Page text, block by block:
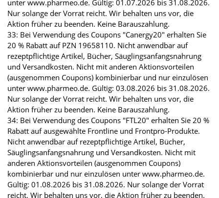
unter www.pharmeo.de. Gültig: 01.07.2026 bis 31.08.2026.
Nur solange der Vorrat reicht. Wir behalten uns vor, die
Aktion früher zu beenden. Keine Barauszahlung.
33: Bei Verwendung des Coupons "Canergy20" erhalten Sie
20 % Rabatt auf PZN 19658110. Nicht anwendbar auf
rezeptpflichtige Artikel, Bücher, Säuglingsanfangsnahrung
und Versandkosten. Nicht mit anderen Aktionsvorteilen
(ausgenommen Coupons) kombinierbar und nur einzulösen
unter www.pharmeo.de. Gültig: 03.08.2026 bis 31.08.2026.
Nur solange der Vorrat reicht. Wir behalten uns vor, die
Aktion früher zu beenden. Keine Barauszahlung.
34: Bei Verwendung des Coupons "FTL20" erhalten Sie 20 %
Rabatt auf ausgewählte Frontline und Frontpro-Produkte.
Nicht anwendbar auf rezeptpflichtige Artikel, Bücher,
Säuglingsanfangsnahrung und Versandkosten. Nicht mit
anderen Aktionsvorteilen (ausgenommen Coupons)
kombinierbar und nur einzulösen unter www.pharmeo.de.
Gültig: 01.08.2026 bis 31.08.2026. Nur solange der Vorrat
reicht. Wir behalten uns vor, die Aktion früher zu beenden.